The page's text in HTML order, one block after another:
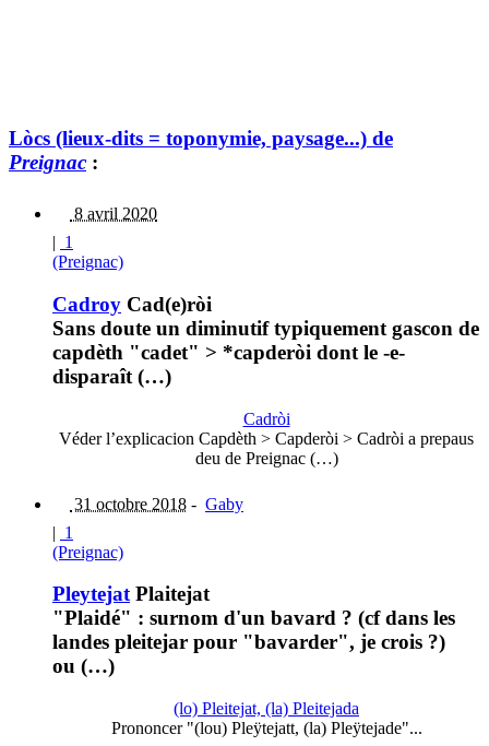
Lòcs (lieux-dits = toponymie, paysage...) de
Preignac :
8 avril 2020
| 1
(Preignac)
Cadroy Cad(e)ròi
Sans doute un diminutif typiquement gascon de
capdèth "cadet" > *capderòi dont le -e-
disparaît (…)
Cadròi
Véder l’explicacion Capdèth > Capderòi > Cadròi a prepaus
deu de Preignac (…)
31 octobre 2018 - Gaby
| 1
(Preignac)
PleytejatPlaitejat
"Plaidé" : surnom d'un bavard ? (cf dans les
landes pleitejar pour "bavarder", je crois ?)
ou (…)
(lo) Pleitejat, (la) Pleitejada
Prononcer "(lou) Pleÿtejatt, (la) Pleÿtejade"...